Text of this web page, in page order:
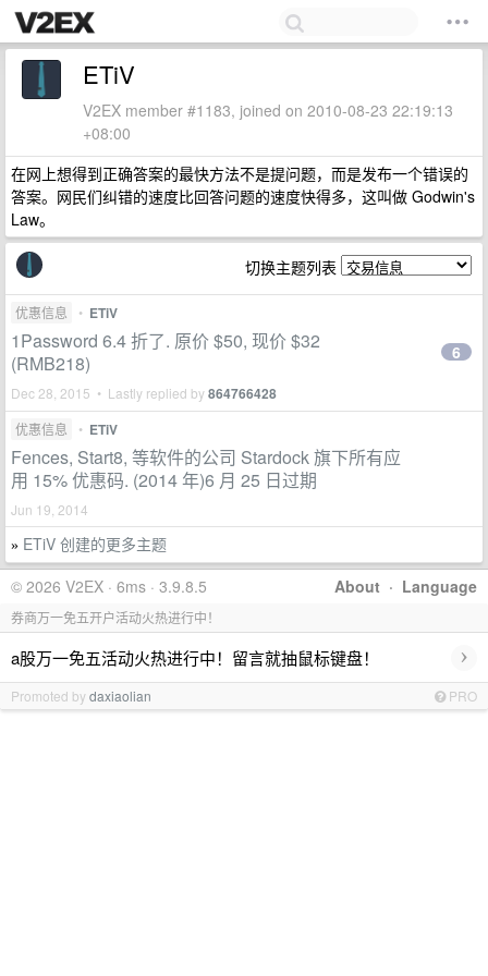
ETiV
V2EX member #1183, joined on 2010-08-23 22:19:13
+08:00
在网上想得到正确答案的最快方法不是提问题，而是发布一个错误的
答案。网民们纠错的速度比回答问题的速度快得多，这叫做 Godwin's
Law。
切换主题列表
优惠信息 • ETiV
1Password 6.4 折了. 原价 $50, 现价 $32
(RMB218)
Dec 28, 2015 • Lastly replied by864766428
6
优惠信息 • ETiV
Fences, Start8, 等软件的公司 Stardock 旗下所有应
用 15% 优惠码. (2014 年)6 月 25 日过期
Jun 19, 2014
» ETiV 创建的更多主题
About · Language
© 2026 V2EX · 6ms · 3.9.8.5
券商万一免五开户活动火热进行中！
a股万一免五活动火热进行中！留言就抽鼠标键盘！ ›
Promoted bydaxiaolian PRO